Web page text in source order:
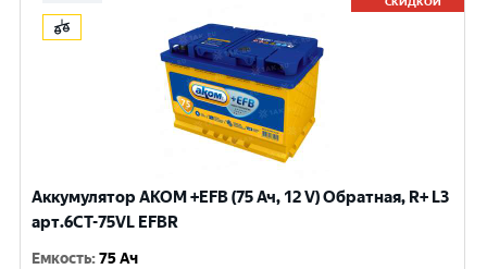
Аккумулятор AKOM +EFB (75 Ач, 12 V) Обратная, R+ L3
арт.6СТ-75VL EFBR
Емкость:75 Ач